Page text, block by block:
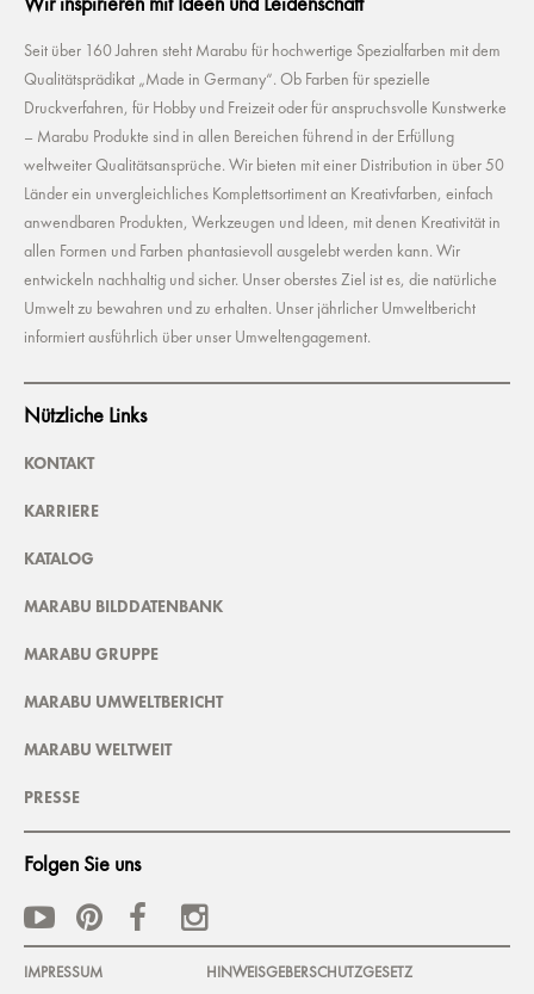
Wir inspirieren mit Ideen und Leidenschaft
Seit über 160 Jahren steht Marabu für hochwertige Spezialfarben mit dem
Qualitätsprädikat „Made in Germany“. Ob Farben für spezielle
Druckverfahren, für Hobby und Freizeit oder für anspruchsvolle Kunstwerke
– Marabu Produkte sind in allen Bereichen führend in der Erfüllung
weltweiter Qualitätsansprüche. Wir bieten mit einer Distribution in über 50
Länder ein unvergleichliches Komplettsortiment an Kreativfarben, einfach
anwendbaren Produkten, Werkzeugen und Ideen, mit denen Kreativität in
allen Formen und Farben phantasievoll ausgelebt werden kann. Wir
entwickeln nachhaltig und sicher. Unser oberstes Ziel ist es, die natürliche
Umwelt zu bewahren und zu erhalten. Unser jährlicher Umweltbericht
informiert ausführlich über unser Umweltengagement.
Nützliche Links
KONTAKT
KARRIERE
KATALOG
MARABU BILDDATENBANK
MARABU GRUPPE
MARABU UMWELTBERICHT
MARABU WELTWEIT
PRESSE
Folgen Sie uns
IMPRESSUM HINWEISGEBERSCHUTZGESETZ